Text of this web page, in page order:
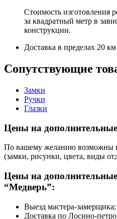
Стоимость изготовления
за квадратный метр в
конструкции.
Доставка в пределах 20
Сопутствующие
Замки
Ручки
Глазки
Цены на
По вашему желанию возможны
(замки, рисунки, цвета, виды
Цены на
“Медверь”:
Выезд мастера-замерщика;
Доставка по Лосино-